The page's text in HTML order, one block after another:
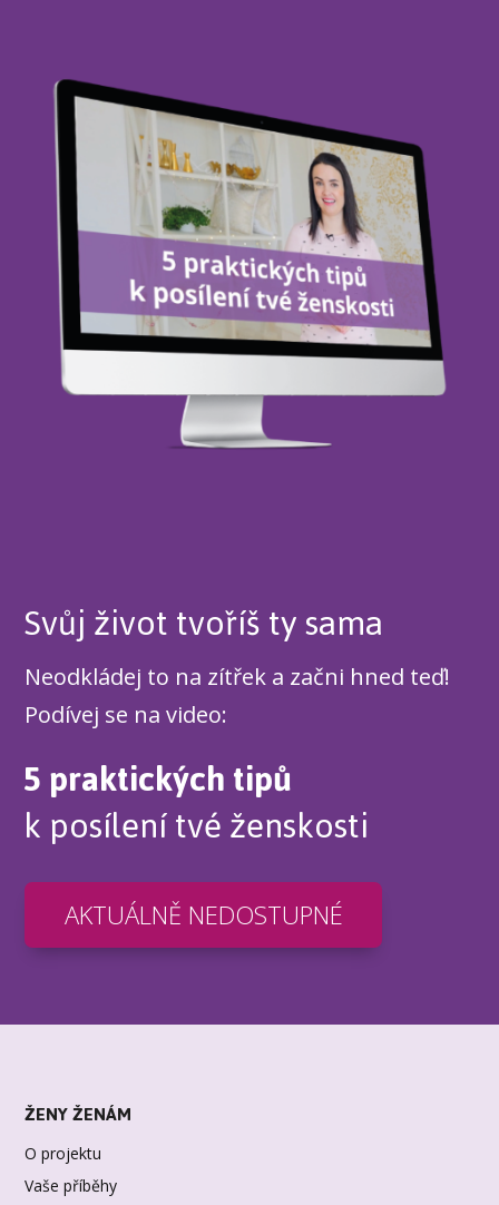
Svůj život tvoříš ty sama
Neodkládej to na zítřek a začni hned teď!
Podívej se na video:
5 praktických tipů
k posílení tvé ženskosti
AKTUÁLNĚ NEDOSTUPNÉ
ŽENY ŽENÁM
O projektu
Vaše příběhy